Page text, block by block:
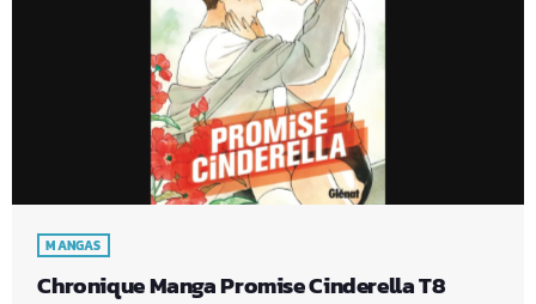
MANGAS
Chronique Manga Promise Cinderella T8